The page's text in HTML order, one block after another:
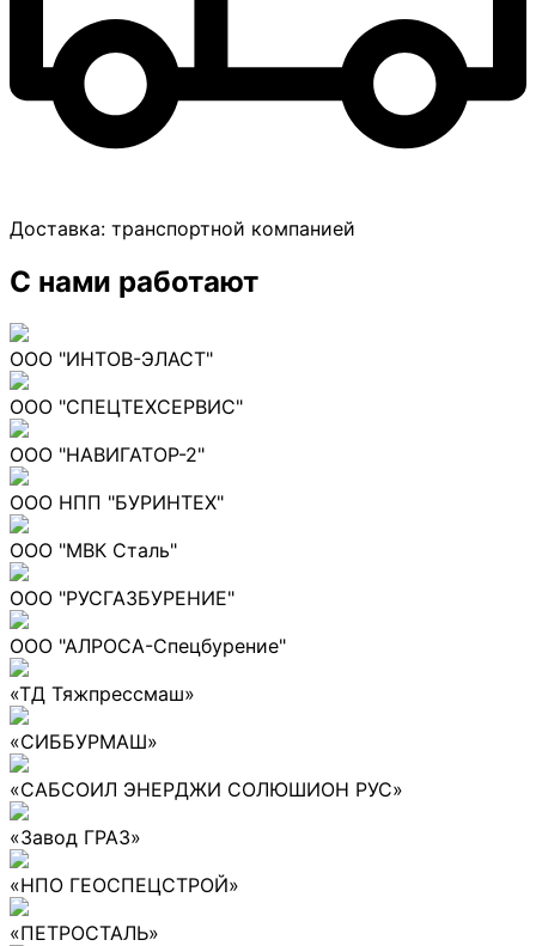
Доставка: транспортной компанией
С нами работают
ООО "ИНТОВ-ЭЛАСТ"
ООО "СПЕЦТЕХСЕРВИС"
ООО "НАВИГАТОР-2"
ООО НПП "БУРИНТЕХ"
ООО "МВК Сталь"
ООО "РУСГАЗБУРЕНИЕ"
ООО "АЛРОСА-Спецбурение"
«ТД Тяжпрессмаш»
«СИББУРМАШ»
«САБСОИЛ ЭНЕРДЖИ СОЛЮШИОН РУС»
«Завод ГРАЗ»
«НПО ГЕОСПЕЦСТРОЙ»
«ПЕТРОСТАЛЬ»